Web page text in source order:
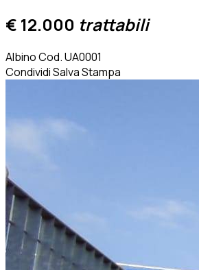
€ 12.000 trattabili
AlbinoCod. UA0001
CondividiSalvaStampa